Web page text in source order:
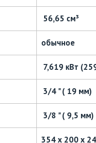
56,65 см³
обычное
7,619 кВт
3/4 " ( 19 мм)
3/8 " ( 9,5 мм)
354 х 200 х